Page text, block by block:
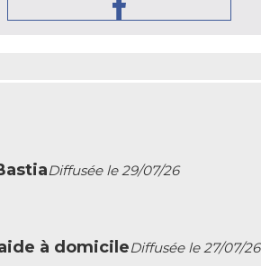
Diffusée le 29/07/26
à domicileDiffusée le 27/07/26